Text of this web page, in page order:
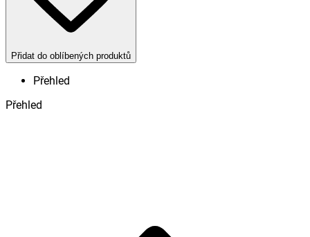
Přidat do oblíbených produktů
Přehled
Přehled